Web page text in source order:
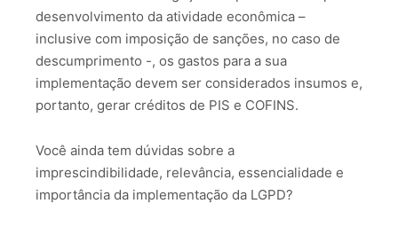
desenvolvimento da atividade econômica –
inclusive com imposição de sanções, no caso de
descumprimento -, os gastos para a sua
implementação devem ser considerados insumos e,
portanto, gerar créditos de PIS e COFINS.
Você ainda tem dúvidas sobre a
imprescindibilidade, relevância, essencialidade e
importância da implementação da LGPD?